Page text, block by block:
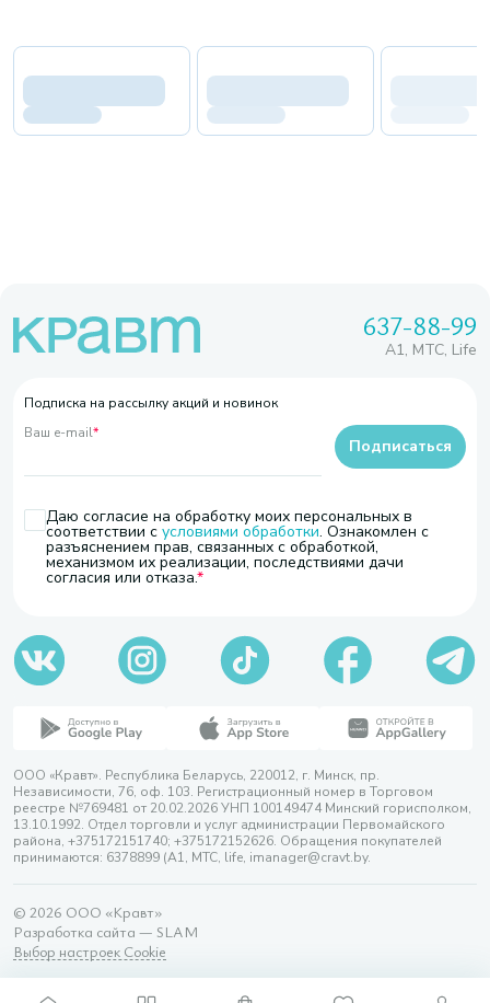
637-88-99
A1, МТС, Life
Подписка на рассылку акций и новинок
Ваш e-mail*
Даю согласие на обработку моих персональных в
соответствии с условиями обработки. Ознакомлен с
разъяснением прав, связанных с обработкой,
механизмом их реализации, последствиями дачи
согласия или отказа.
Подписаться
ООО «Кравт». Республика Беларусь, 220012, г. Минск, пр.
Независимости, 76, оф. 103. Регистрационный номер в Торговом
реестре №769481 от 20.02.2026 УНП 100149474 Минский горисполком,
13.10.1992. Отдел торговли и услуг администрации Первомайского
района, +375172151740; +375172152626. Обращения покупателей
принимаются: 6378899 (А1, МТС, life, imanager@cravt.by.
© 2026 ООО «Кравт»
Разработка сайта — SLAM
Выбор настроек Cookie